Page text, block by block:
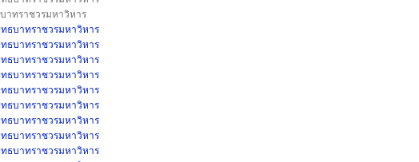
าทราชวรมหาวิหาร